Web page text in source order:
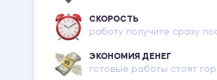
СКОРОСТЬ
работу получите сразу
ЭКОНОМИЯ ДЕНЕГ
готовые работы стоят